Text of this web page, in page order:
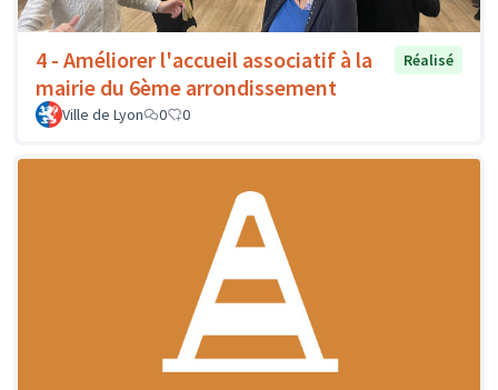
4 - Améliorer l'accueil associatif à la
mairie du 6ème arrondissement
Réalisé
Ville de Lyon 0 0